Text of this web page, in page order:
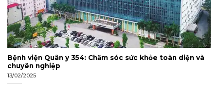
Bệnh viện Quân y 354: Chăm sóc sức khỏe toàn diện và
chuyên nghiệp
13/02/2025